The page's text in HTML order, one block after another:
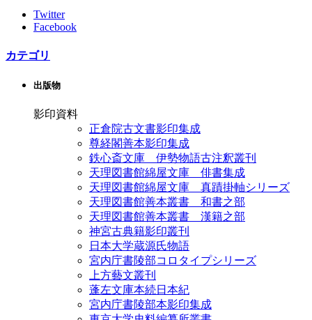
Twitter
Facebook
カテゴリ
出版物
影印資料
正倉院古文書影印集成
尊経閣善本影印集成
鉄心斎文庫 伊勢物語古注釈叢刊
天理図書館綿屋文庫 俳書集成
天理図書館綿屋文庫 真蹟掛軸シリーズ
天理図書館善本叢書 和書之部
天理図書館善本叢書 漢籍之部
神宮古典籍影印叢刊
日本大学蔵源氏物語
宮内庁書陵部コロタイプシリーズ
上方藝文叢刊
蓬左文庫本続日本紀
宮内庁書陵部本影印集成